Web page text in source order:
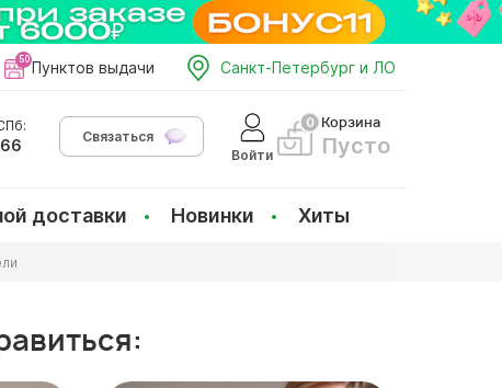
Пунктов выдачи Санкт-Петербург и ЛО
Связаться
Войти
Корзина
Пусто
доставки Новинки Хиты